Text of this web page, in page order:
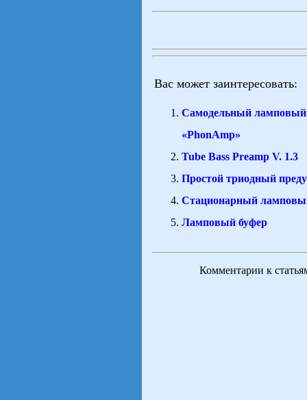
Вас может заинтересовать:
Самодельный ламповый
«PhonAmp»
Tube Bass Preamp V. 1.3
Простой триодный
Стационарный
Ламповый буфер
Комментарии к